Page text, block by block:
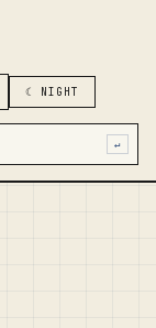
↵
☾ NIGHT